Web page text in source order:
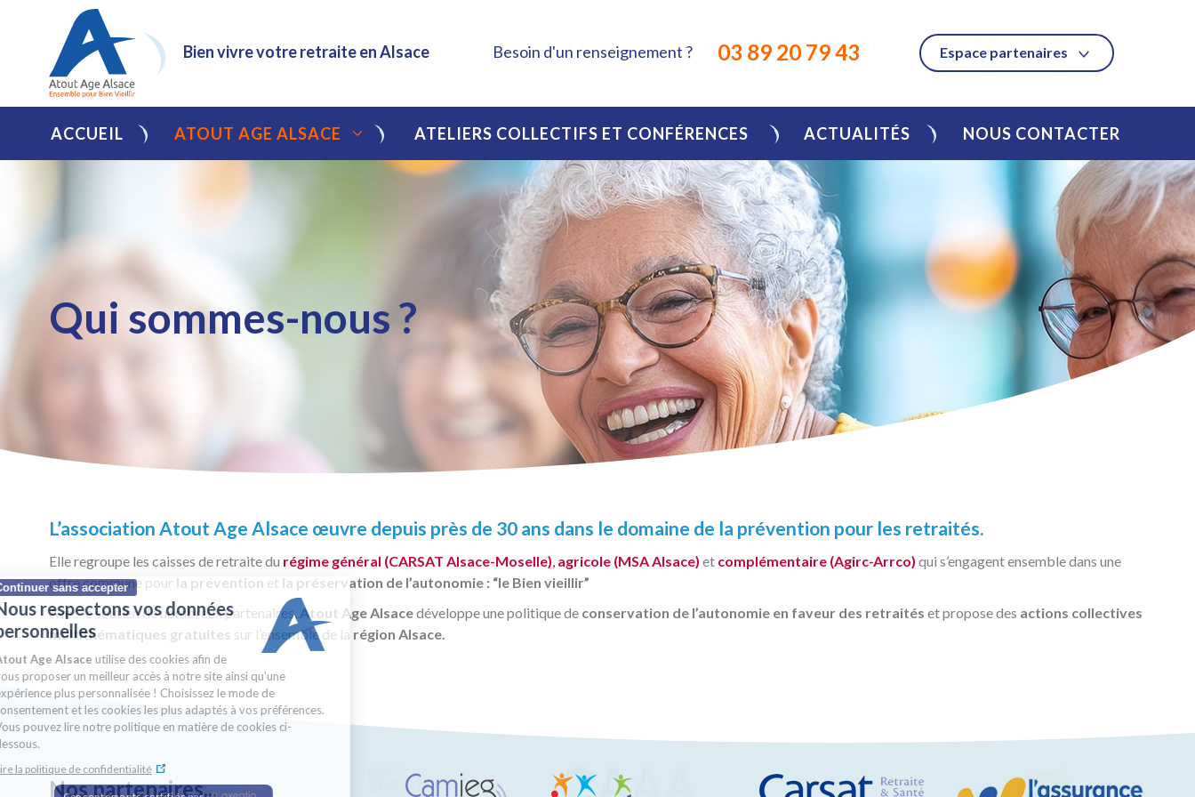
Continuer sans accepter
Nous respectons vos données
personnelles
Atout Age Alsaceutilise des cookies afin de
vous proposer un meilleur accès à notre site ainsi qu’une
expérience plus personnalisée ! Choisissez le mode de
consentement et les cookies les plus adaptés à vos préférences.
Vous pouvez lire notre politique en matière de cookies ci-
dessous.
Lire la politique de confidentialité
Bien vivre votre retraite en Alsace Besoin d'un renseignement ? 03 89 20 79 43 Espace partenaires
ACCUEIL ATOUT AGE ALSACE ATELIERS COLLECTIFS ET CONFÉRENCES ACTUALITÉS NOUS CONTACTER
Qui sommes-nous ?
L’association Atout Age Alsace œuvre depuis près de 30 ans dans le domaine de la prévention pour les retraités.
Elle regroupe les caisses de retraite du régime général (CARSAT Alsace-Moselle), agricole (MSA Alsace) et complémentaire (Agirc-Arrco) qui s’engagent ensemble dans une
offre commune pour la prévention et la préservation de l’autonomie : “le Bien vieillir”
Avec le soutien de nombreux partenaires, Atout Age Alsacedéveloppe une politique de conservation de l’autonomie en faveur des retraités et propose des actions collectives
multithématiques gratuites sur l’ensemble de la région Alsace.
Nos partenaires...